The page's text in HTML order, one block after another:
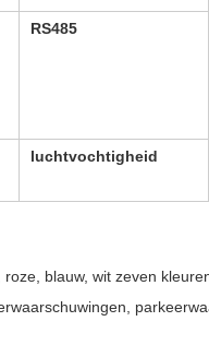
RS485
luchtvochtigheid
blauw, wit zeven